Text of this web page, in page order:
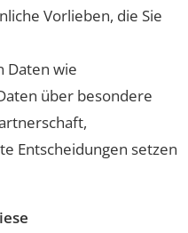
Vorlieben, die Sie
Daten wie
über besondere
Entscheidungen setzen